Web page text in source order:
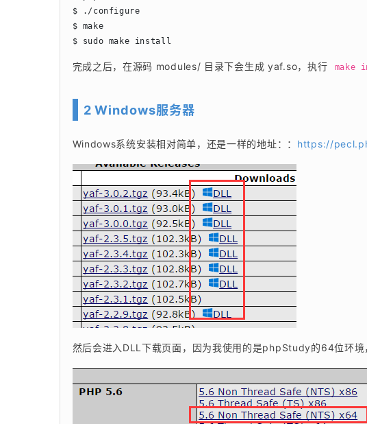
$ ./configure
$ make
$ sudo make install
完成之后，在源码 modules/ 目录下会生成 yaf.so，执行 make
2 Windows服务器
Windows系统安装相对简单，还是一样的地址：： https://
然后会进入DLL下载页面，因为我使用的是phpStudy的64位环境